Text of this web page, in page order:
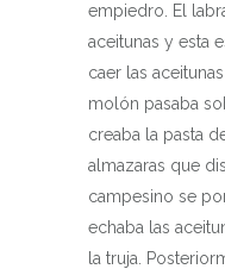
empiedro. El
aceitunas y esta
caer las
molón pasaba
creaba la pasta
almazaras que
campesino se
echaba las
la truja.